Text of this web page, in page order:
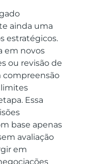
ainda uma
estratégicos.
em novos
ou revisão de
compreensão
limites
Essa
base apenas
avaliação
em